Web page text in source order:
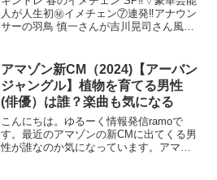
人が人生初㊙イメチェン⑦連発‼アナウン
サーの羽鳥 慎一さんが吉川晃司さん風に
ていました！その中で、ヘアメイクがす
ごかったんです...
アマゾン新CM（2024)【アーバン
ジャングル】植物を育てる男性
(俳優）は誰？楽曲も気になる
こんにちは。ゆるーく情報発信ramoで
す。最近のアマゾンの新CMに出てくる男
性が誰なのか気になっています。アマゾ